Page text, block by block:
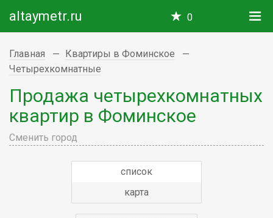
altaymetr.ru 0
Главная
Квартиры в Фоминское
Четырехкомнатные
Продажа четырехкомнатных
квартир в Фоминское
Сменить город
список
карта